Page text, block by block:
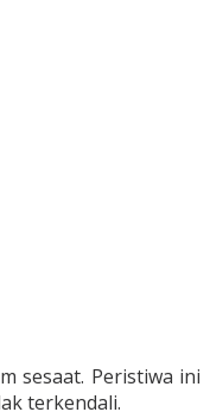
sesaat. Peristiwa ini
terkendali.